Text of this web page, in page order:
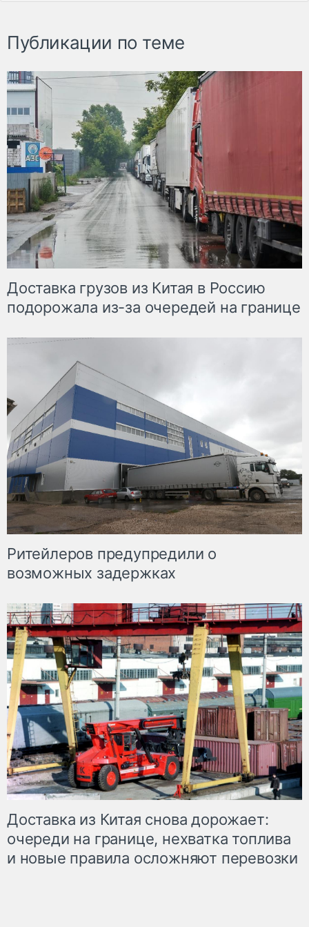
Публикации по теме
Доставка грузов из Китая в Россию
подорожала из-за очередей на границе
Ритейлеров предупредили о
возможных задержках
Доставка из Китая снова дорожает:
очереди на границе, нехватка топлива
и новые правила осложняют перевозки